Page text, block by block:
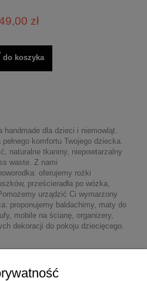
zł
do koszyka
dla dzieci i niemowląt.
komfortu Twojego dziecka.
naturalne tkaniny, niepowtarzalny
waste. Z nami
oferujemy rożki
prześcieradła po wózka,
urządzić Ci wymarzony
proponujemy baldachimy, maty do
mobile na ścianę, organizery,
dekoracji do pokoju dziecięcego.